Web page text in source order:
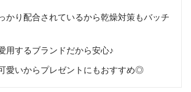
かり配合されているから乾燥対策もバッチ
用するブランドだから安心♪
愛いからプレゼントにもおすすめ◎